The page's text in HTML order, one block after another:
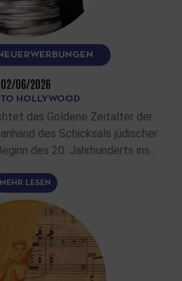
02/06/2026
TO HOLLYWOOD
das Goldene Zeitalter der
des Schicksals jüdischer
des 20. Jahrhunderts ins…
MEHR LESEN